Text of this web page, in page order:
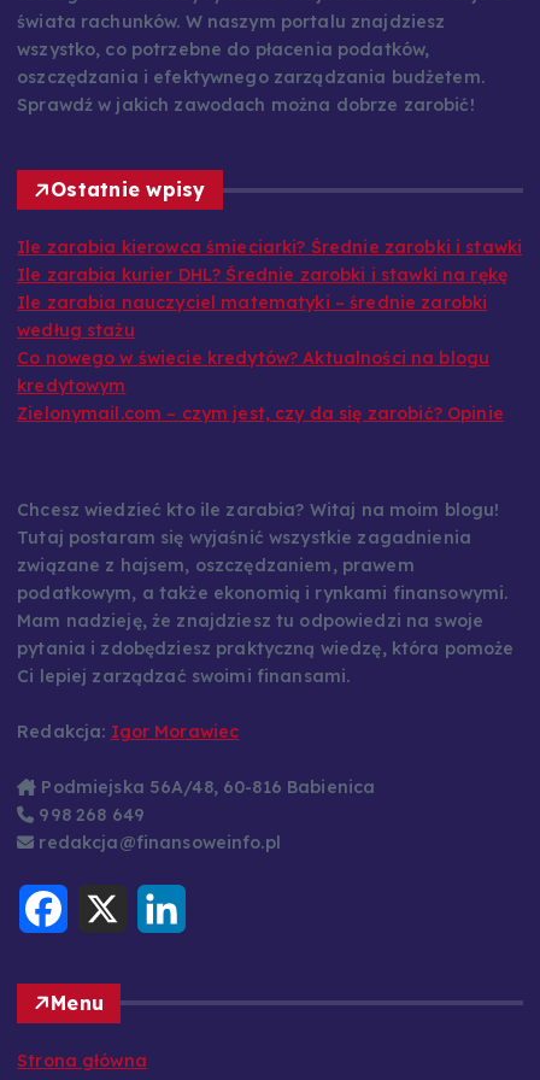
szczegółowe analizy rynkowe i najnowsze informacje ze
świata rachunków. W naszym portalu znajdziesz
wszystko, co potrzebne do płacenia podatków,
oszczędzania i efektywnego zarządzania budżetem.
Ostatnie wpisy
Ile zarabia kierowca śmieciarki? Średnie zarobki i stawki
Ile zarabia kurier DHL? Średnie zarobki i stawki na rękę
Ile zarabia nauczyciel matematyki – średnie zarobki
według stażu
Co nowego w świecie kredytów? Aktualności na blogu
kredytowym
Chcesz wiedzieć kto ile zarabia? Witaj na moim blogu!
Tutaj postaram się wyjaśnić wszystkie zagadnienia
związane z hajsem, oszczędzaniem, prawem
podatkowym, a także ekonomią i rynkami finansowymi.
Mam nadzieję, że znajdziesz tu odpowiedzi na swoje
pytania i zdobędziesz praktyczną wiedzę, która pomoże
Podmiejska 56A/48, 60-816 Babienica
998 268 649
a
b
o
k
e
Menu